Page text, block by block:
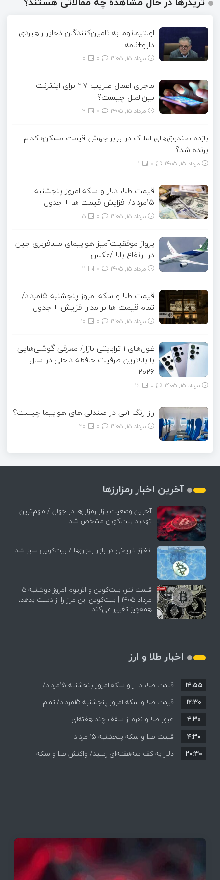
اولتیماتوم به تامین‌کنندگان ذخایر راهبردی
دارو+نامه
مرداد ۱۵, ۱۴۰۵ 0
ماجرای اعمال ضریب ۲.۷ برای اینترنت
بین‌الملل چیست؟
مرداد ۱۵, ۱۴۰۵ 2
بازده صندوق‌های املاک در برابر جهش قیمت مسکن؛ کدام
برنده شد؟
مرداد ۱۵, ۱۴۰۵ 1
قیمت طلا، دلار و سکه امروز پنجشنبه
15مرداد/ افزایش قیمت ها + جدول
مرداد ۱۵, ۱۴۰۵ 5
پرواز موفقیت‌آمیز هواپیمای مسافربری چین
در ارتفاع بالا /عکس
مرداد ۱۵, ۱۴۰۵ 11
قیمت طلا و سکه امروز پنجشنبه 15مرداد/
تمام قیمت ها بر مدار افزایش + جدول
مرداد ۱۵, ۱۴۰۵ 10
غول‌های ۱ ترابایتی بازار/ معرفی گوشی‌هایی
با بالاترین ظرفیت حافظه داخلی در سال
۲۰۲۶
مرداد ۱۵, ۱۴۰۵ 16
راز رنگ آبی در صندلی های هواپیما چیست؟
مرداد ۱۵, ۱۴۰۵ 20
آخرین اخبار رمزارزها
آخرین وضعیت بازار رمزارزها در جهان / مهم‌ترین
تهدید بیت‌کوین مشخص شد
اتفاق تاریخی در بازار رمزارزها / بیت‌کوین سبز شد
قیمت تتر، بیت‌کوین و اتریوم امروز دوشنبه ۵
مرداد ۱۴۰۵ | بیت‌کوین این مرز را از دست بدهد،
همه‌چیز تغییر می‌کند
اخبار طلا و ارز
قیمت طلا، دلار و سکه امروز پنجشنبه 15مرداد/
افزایش قیمت ها + جدول
۱۴:۵۵
قیمت طلا و سکه امروز پنجشنبه 15مرداد/ تمام
قیمت ها بر مدار افزایش + جدول
۱۲:۳۰
عبور طلا و نقره از سقف چند هفته‌ای
۴:۳۰
قیمت طلا و سکه پنجشنبه 15 مرداد
۴:۳۰
دلار به کف سه‌هفته‌ای رسید/ واکنش طلا و سکه
۲۰:۳۰